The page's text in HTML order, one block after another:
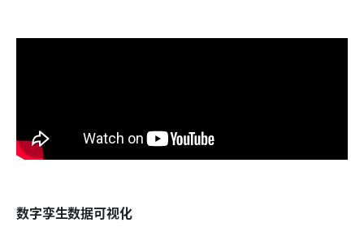
数字孪生数据可视化